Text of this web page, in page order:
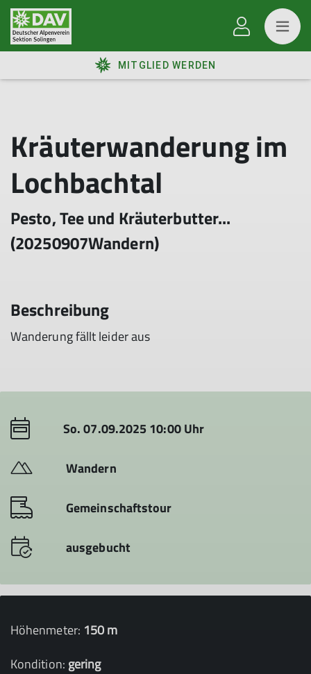
MITGLIED WERDEN
Kräuterwanderung im
Lochbachtal
Pesto, Tee und Kräuterbutter...
(20250907Wandern)
Beschreibung
Wanderung fällt leider aus
So. 07.09.2025 10:00 Uhr
Wandern
Gemeinschaftstour
ausgebucht
Höhenmeter: 150 m
Kondition: gering